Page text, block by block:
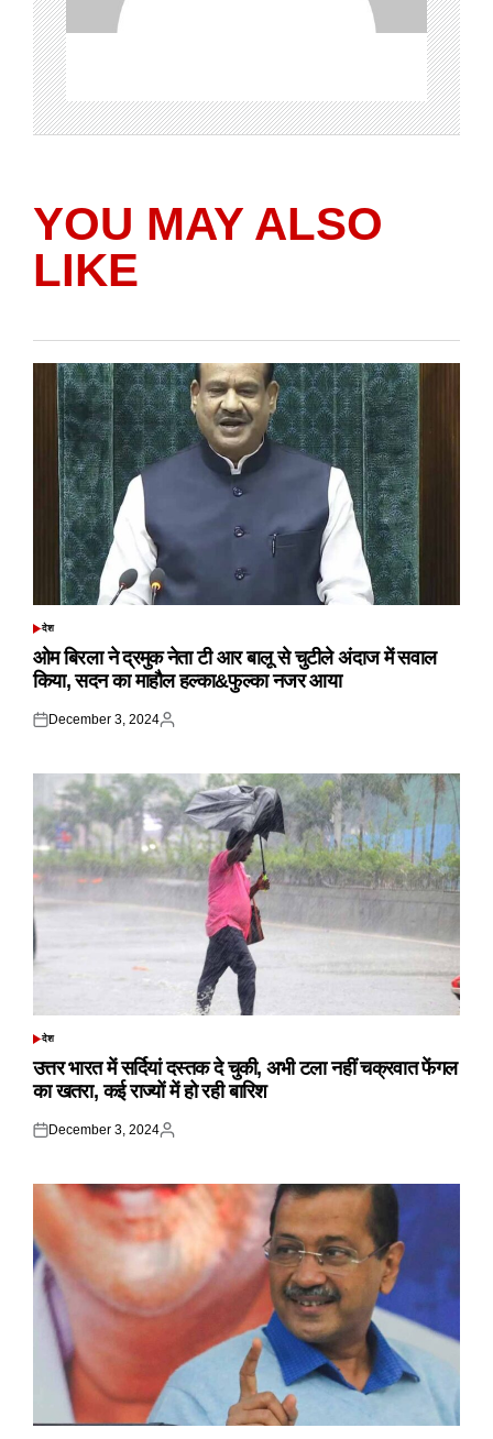
YOU MAY ALSO
LIKE
POSTED
देश
ओम बिरला ने द्रमुक नेता टी आर बालू से चुटीले अंदाज में सवाल
किया, सदन का माहौल हल्का&फुल्का नजर आया
Posted
December 3, 2024
Posted
POSTED
देश
उत्तर भारत में सर्दियां दस्तक दे चुकी, अभी टला नहीं चक्रवात फेंगल
का खतरा, कई राज्यों में हो रही बारिश
Posted
December 3, 2024
Posted